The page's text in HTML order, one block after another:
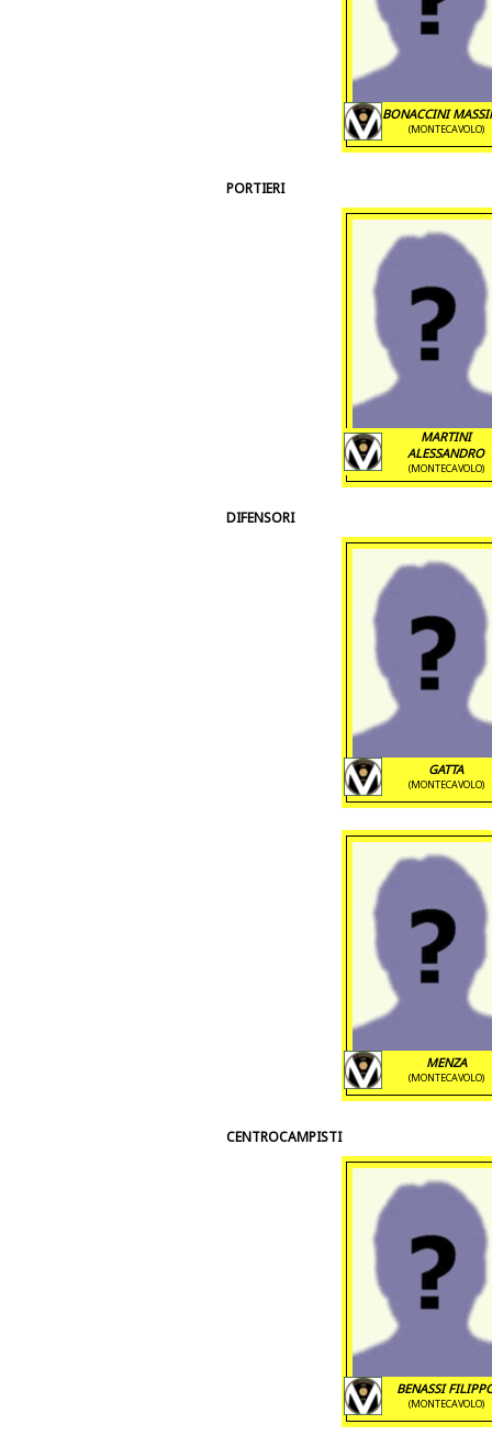
BONACCINI
(MONTECAVOLO)
PORTIERI
MARTINI
ALESSANDRO
(MONTECAVOLO)
DIFENSORI
GATTA
(MONTECAVOLO)
MENZA
(MONTECAVOLO)
CENTROCAMPISTI
BENASSI
(MONTECAVOLO)